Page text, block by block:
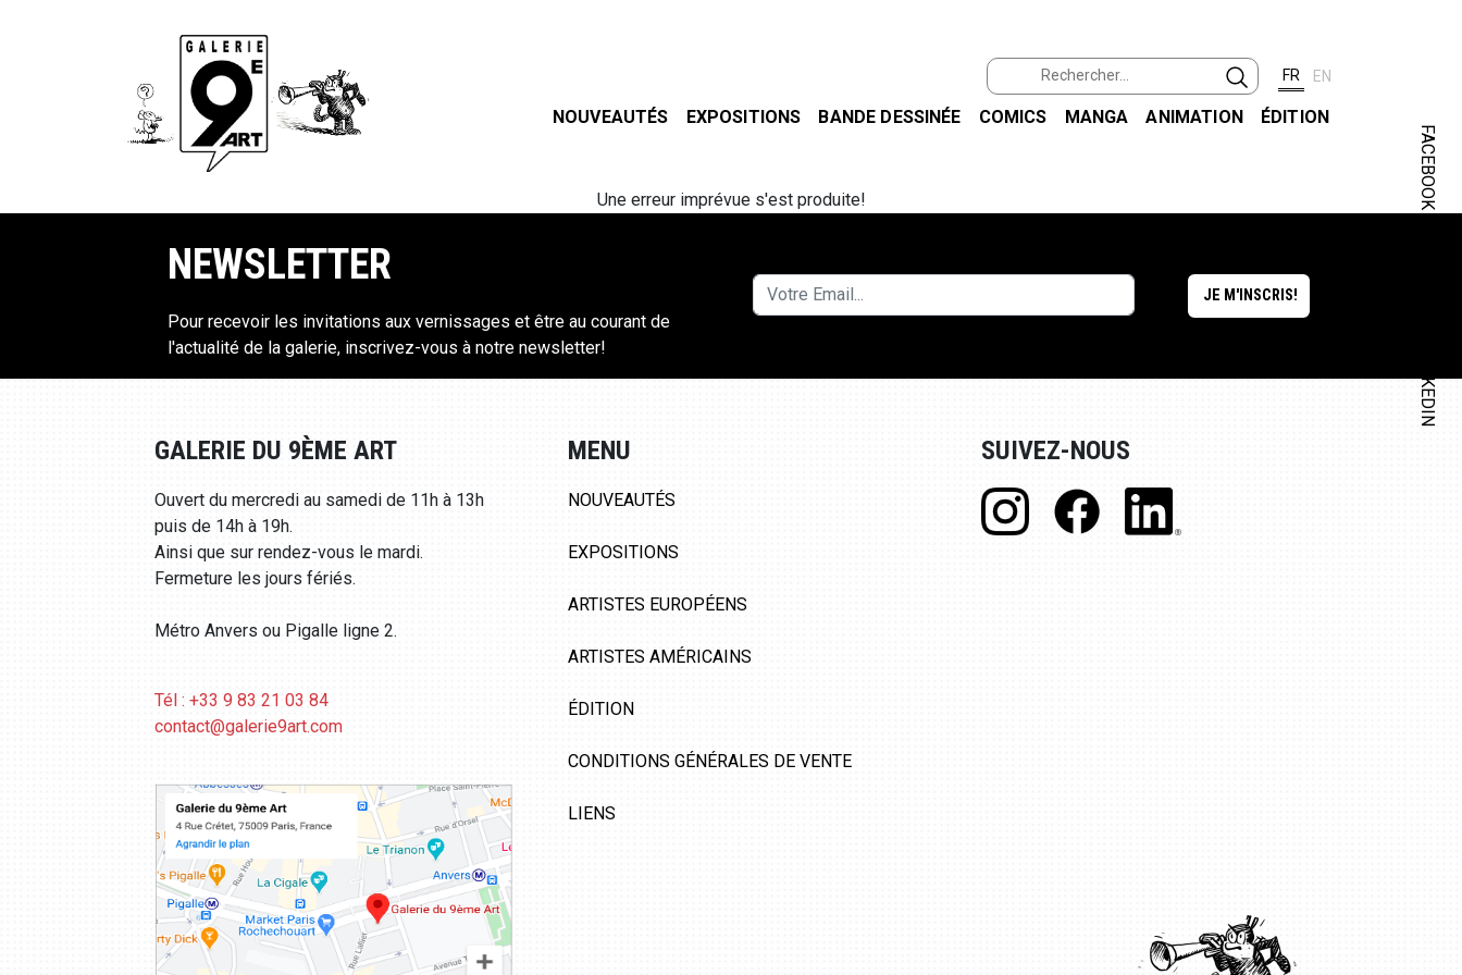
FR EN
NOUVEAUTÉS EXPOSITIONS BANDE DESSINÉE COMICS MANGA ANIMATION ÉDITION
FACEBOOK
LINKEDIN
Une erreur imprévue s'est produite!
NEWSLETTER
Pour recevoir les invitations aux vernissages et être au courant de
l'actualité de la galerie, inscrivez-vous à notre newsletter!
GALERIE DU 9ÈME ART
Ouvert du mercredi au samedi de 11h à 13h
puis de 14h à 19h.
Ainsi que sur rendez-vous le mardi.
Fermeture les jours fériés.
Métro Anvers ou Pigalle ligne 2.
Tél : +33 9 83 21 03 84
contact@galerie9art.com
MENU
NOUVEAUTÉS
EXPOSITIONS
ARTISTES EUROPÉENS
ARTISTES AMÉRICAINS
ÉDITION
CONDITIONS GÉNÉRALES DE VENTE
LIENS
SUIVEZ-NOUS